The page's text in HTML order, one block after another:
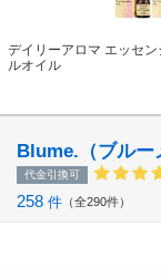
デイリーアロマ エッセン
ルオイル
Blume.（ブルー
代金引換可
258 件 全290件